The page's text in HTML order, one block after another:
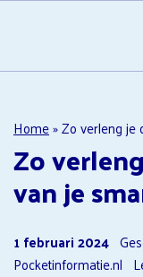
Home»Zo verleng je
Zo
van je
1 februari 2024
Pocketinformatie.nl